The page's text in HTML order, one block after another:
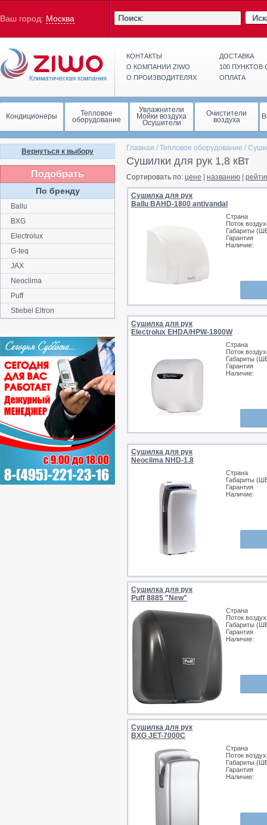
Ваш город: Москва
КОНТАКТЫ
О КОМПАНИИ ZIWO
О ПРОИЗВОДИТЕЛЯХ
ДОСТАВКА
100
ОПЛАТА
Кондиционеры Тепловое
оборудование
Увлажнители
Мойки воздуха
Осушители
Очистители
воздуха
Главная / Тепловое оборудование /
Сушилки для рук 1,8 кВт
Сортировать по: цене названию
Сушилка для рук
Ballu BAHD-1800 antivandal
Страна
Поток
Габариты
Гарантия
Наличие:
Сушилка для рук
Electrolux EHDA/HPW-1800W
Страна
Поток
Габариты
Гарантия
Наличие:
Сушилка для рук
Neoclima NHD-1.8
Страна
Габариты
Гарантия
Наличие:
Сушилка для рук
Puff 8885 "New"
Страна
Поток
Габариты
Гарантия
Наличие:
Сушилка для рук
BXG JET-7000С
Страна
Поток
Габариты
Гарантия
Наличие:
Вернуться к выбору
Подобрать
По бренду
Ballu
BXG
Electrolux
G-teq
JAX
Neoclima
Puff
Stiebel Eltron